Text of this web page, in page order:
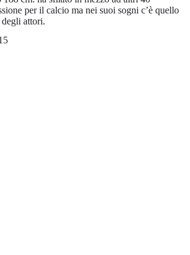
per il calcio ma nei suoi sogni c’è quello
attori.